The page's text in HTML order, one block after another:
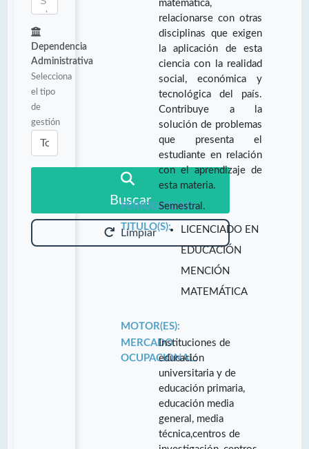
Dependencia
Administrativa
Selecciona
el tipo
de
gestión
Buscar
Limpiar
matemática,
relacionarse con otras
disciplinas que exigen
la aplicación de esta
ciencia con la realidad
social, económica y
tecnológica del país.
Contribuye a la
solución de problemas
que presenta el
estudiante en relación
con el aprendizaje de
esta materia.
PERIODICIDAD:
Semestral.
TITULO(S):
LICENCIADO EN
EDUCACIÓN
MENCIÓN
MATEMÁTICA
MOTOR(ES):
MERCADO
OCUPACIONAL:
Instituciones de
educación
universitaria y de
educación primaria,
educación media
general, media
técnica,centros de